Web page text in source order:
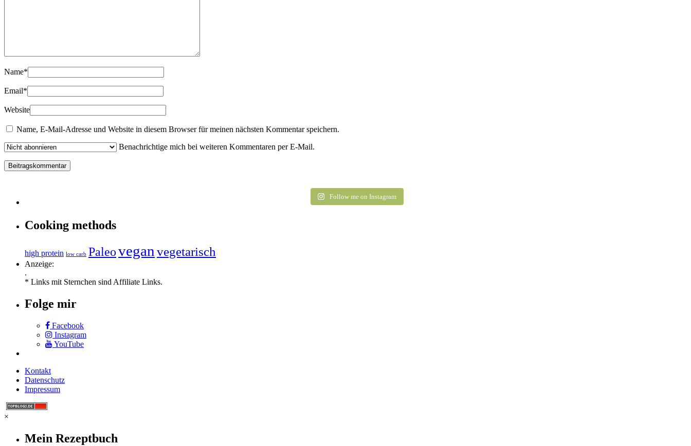
Name*
Email*
Website
Name, E-Mail-Adresse und Website in diesem Browser für meinen nächsten Kommentar speichern.
Benachrichtige mich bei weiteren Kommentaren per E-Mail.
Follow me on Instagram
Cooking methods
high protein low carb Paleovegan vegetarisch
Anzeige:
.
* Links mit Sternchen sind Affiliate Links.
Folge mir
Facebook
Instagram
YouTube
Kontakt
Datenschutz
Impressum
×
Mein Rezeptbuch